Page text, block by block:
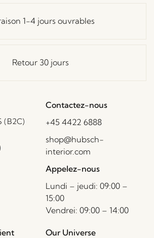
1-4 jours ouvrables
Retour 30 jours
(B2C)
Contactez-nous
+45 4422 6888
shop@hubsch-
interior.com
Appelez-nous
Lundi – jeudi: 09:00 –
15:00
Vendrei: 09:00 – 14:00
Our Universe